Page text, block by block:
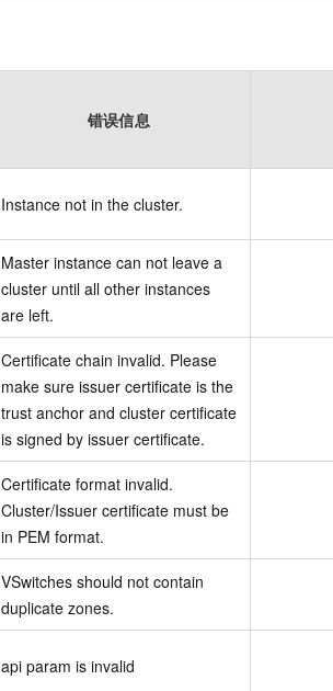
错误信息
Instance not in the cluster.
Master instance can not leave a
cluster until all other instances
are left.
Certificate chain invalid. Please
make sure issuer certificate is the
trust anchor and cluster certificate
is signed by issuer certificate.
Certificate format invalid.
Cluster/Issuer certificate must be
in PEM format.
VSwitches should not contain
duplicate zones.
api param is invalid